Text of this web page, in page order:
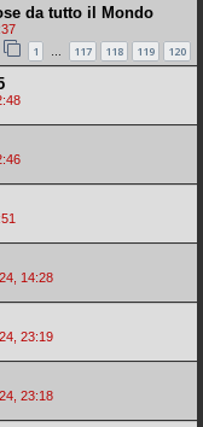
da tutto il Mondo
1 … 117 118 119 120
14:28
23:19
23:18